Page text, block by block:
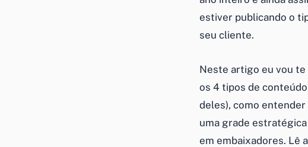
estiver publicando o
seu cliente.
Neste artigo eu vou te
os 4 tipos de
deles), como
uma grade
em embaixadores. Lê